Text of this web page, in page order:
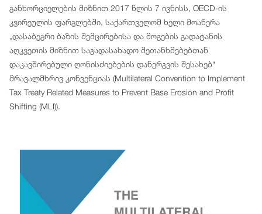
განხორციელების მიზნით 2017 წლის 7 ივნისს, OECD-ის
კვირეულის ფარგლებში, საქართველომ ხელი მოაწერა
„დასაბეგრი ბაზის შემცირებისა და მოგების გადატანის
აღკვეთის მიზნით საგადასახადო შეთანხმებებთან
დაკავშირებული ღონისძიებების დანერგვის შესახებ“
მრავალმხრივ კონვენციას (Multilateral Convention to Implement
Tax Treaty Related Measures to Prevent Base Erosion and Profit
Shifting (MLI)).